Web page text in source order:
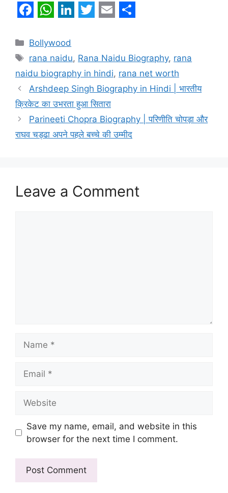
a
c
e
b
o
o
k
h
a
t
s
A
p
p
i
n
k
e
d
I
n
i
t
t
e
r
a
i
l
a
r
e
Categories
Bollywood
Tags
rana naidu, Rana Naidu Biography, rana
naidu biography in hindi, rana net worth
Arshdeep Singh Biography in Hindi | भारतीय
क्रिकेट का उभरता हुआ सितारा
Parineeti Chopra Biography | परिणीति चोपड़ा और
राघव चड्ढा अपने पहले बच्चे की उम्मीद
Leave a Comment
Save my name, email, and website in this
browser for the next time I comment.